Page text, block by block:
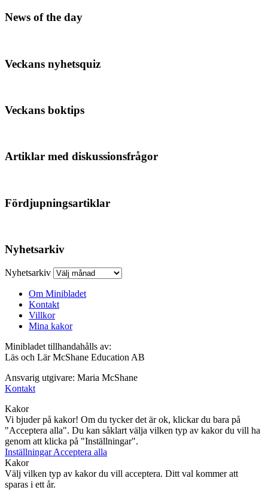
News of the day
Veckans nyhetsquiz
Veckans boktips
Artiklar med diskussionsfrågor
Fördjupningsartiklar
Nyhetsarkiv
Nyhetsarkiv
Om Minibladet
Kontakt
Villkor
Mina kakor
Minibladet tillhandahålls av:
Läs och Lär McShane Education AB
Ansvarig utgivare: Maria McShane
Kontakt
Kakor
Vi bjuder på kakor! Om du tycker det är ok, klickar du bara på
"Acceptera alla". Du kan såklart välja vilken typ av kakor du vill ha
genom att klicka på "Inställningar".
InställningarAcceptera alla
Kakor
Välj vilken typ av kakor du vill acceptera. Ditt val kommer att
sparas i ett år.